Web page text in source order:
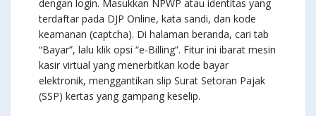
dengan login. Masukkan NPWP atau identitas yang
terdaftar pada DJP Online, kata sandi, dan kode
keamanan (captcha). Di halaman beranda, cari tab
“Bayar”, lalu klik opsi “e-Billing”. Fitur ini ibarat mesin
kasir virtual yang menerbitkan kode bayar
elektronik, menggantikan slip Surat Setoran Pajak
(SSP) kertas yang gampang keselip.